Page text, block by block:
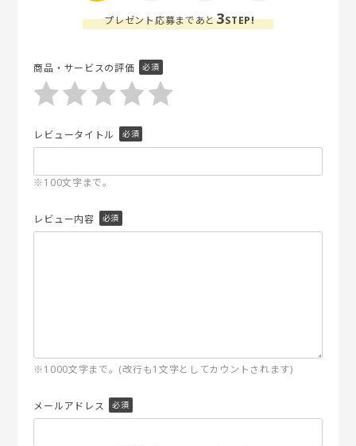
プレゼント応募まであと3STEP!
商品・サービスの評価
レビュータイトル
※100文字まで。
レビュー内容
※1000文字まで。(改行も1文字としてカウントされます)
メールアドレス